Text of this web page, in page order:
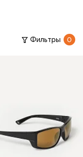
Фильтры 0